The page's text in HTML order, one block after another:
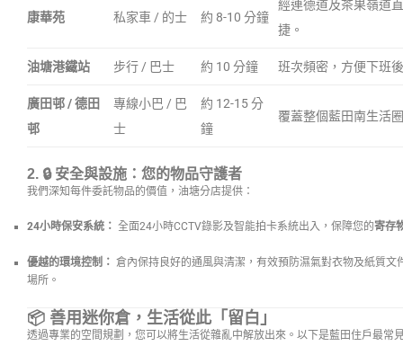
康華苑 私家車 / 的士 約 8-10 分鐘
經連德道及茶果嶺道
捷。
油塘港鐵站 步行 / 巴士 約 10 分鐘 班次頻密，方便下班
廣田邨 / 德田
邨
專線小巴 / 巴
士
約 12-15 分
鐘
覆蓋整個藍田南生活
2. 🔒 安全與設施：您的物品守護者
我們深知每件委託物品的價值，油塘分店提供：
24小時保安系統： 全面24小時CCTV錄影及智能拍卡系統出入，保障您的寄存
優越的環境控制： 倉內保持良好的通風與清潔，有效預防濕氣對衣物及紙質文
場所。
📦 善用迷你倉，生活從此「留白」
透過專業的空間規劃，您可以將生活從雜亂中解放出來。以下是藍田住戶最常